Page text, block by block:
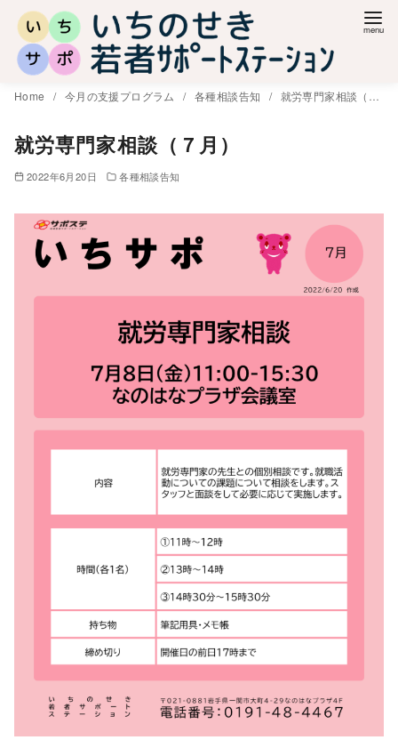
Home 今月の支援プログラム 各種相談告知 就労専門家相談（７月）
就労専門家相談（７月）
2022年6月20日 各種相談告知